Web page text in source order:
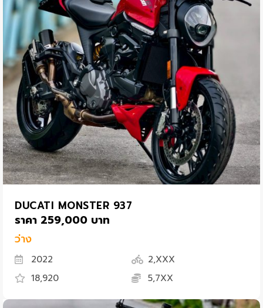
DUCATI MONSTER 937
ราคา 259,000 บาท
ว่าง
2022
2,XXX
18,920
5,7XX